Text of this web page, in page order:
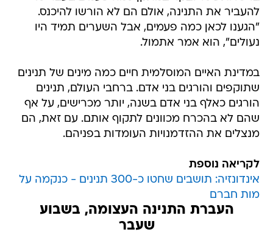
להעביר את התנינה, אולם הם לא הורשו להיכנס.
"הגענו לכאן כמה פעמים, אבל השערים תמיד היו
נעולים", הוא אמר אתמול.
במדינת האיים המוסלמית חיים כמה מינים של תנינים
שתוקפים והורגים בני אדם. ברחבי העולם, תנינים
הורגים כאלף בני אדם בשנה, יותר מכרישים, על אף
שהם לא בהכרח מכוונים לתקוף אותם. עם זאת, הם
מנצלים את ההזדמנויות העומדות בפניהם.
לקריאה נוספת
אינדונזיה: תושבים שחטו כ-300 תנינים - כנקמה על
מות חברם
העברת התנינה העצומה, בשבוע
שעבר